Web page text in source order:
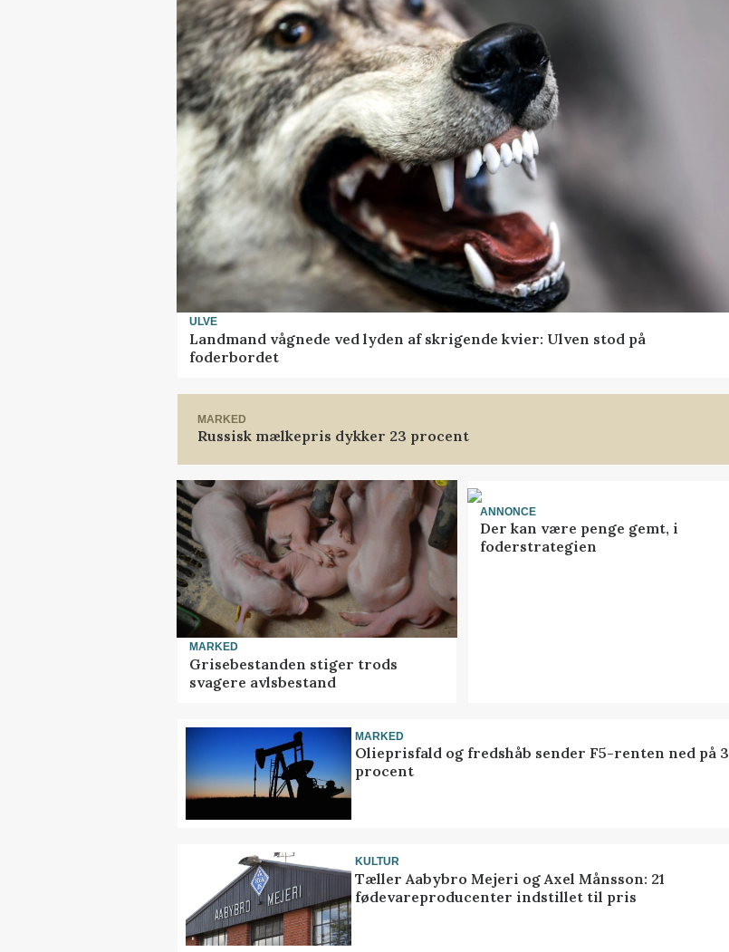
ULVE
Landmand vågnede ved lyden af skrigende kvier: Ulven stod på
foderbordet
MARKED
Russisk mælkepris dykker 23 procent
MARKED
Grisebestanden stiger trods
svagere avlsbestand
ANNONCE
Der kan være penge gemt, i
foderstrategien
MARKED
Olieprisfald og fredshåb sender F5-renten ned på 3
procent
KULTUR
Tæller Aabybro Mejeri og Axel Månsson: 21
fødevareproducenter indstillet til pris